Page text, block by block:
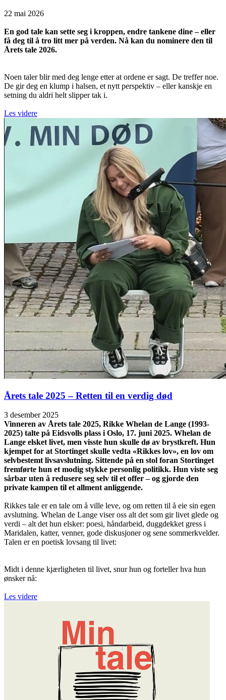
22 mai 2026
En god tale kan sette seg i kroppen, endre tankene dine – eller
få deg til å tro litt mer på verden. Nå kan du nominere den til
Årets tale 2026.
Noen taler blir med deg lenge etter at ordene er sagt. De treffer noe.
De gir deg en klump i halsen, et nytt perspektiv – eller kanskje en
setning du aldri helt slipper tak i.
Les videre
Årets tale 2025 – Retten til en verdig død
3 desember 2025
Vinneren av Årets tale 2025, Rikke Whelan de Lange (1993-
2025) talte på Eidsvolls plass i Oslo, 17. juni 2025. Whelan de
Lange elsket livet, men visste hun skulle dø av brystkreft. Hun
kjempet for at Stortinget skulle vedta «Rikkes lov», en lov om
selvbestemt livsavslutning. Sittende på en stol foran Stortinget
fremførte hun et modig stykke personlig politikk. Hun viste seg
sårbar uten å redusere seg selv til et offer – og gjorde den
private kampen til et allment anliggende.
Rikkes tale er en tale om å ville leve, og om retten til å eie sin egen
avslutning. Whelan de Lange viser oss alt det som gir livet glede og
verdi – alt det hun elsker: poesi, håndarbeid, duggdekket gress i
Maridalen, katter, venner, gode diskusjoner og sene sommerkvelder.
Talen er en poetisk lovsang til livet:
Midt i denne kjærligheten til livet, snur hun og forteller hva hun
ønsker nå:
Les videre